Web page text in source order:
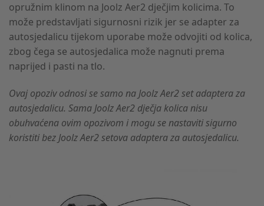
opružnim klinom na Joolz Aer2 dječjim kolicima. To
može predstavljati sigurnosni rizik jer se adapter za
autosjedalicu tijekom uporabe može odvojiti od kolica,
zbog čega se autosjedalica može nagnuti prema
naprijed i pasti na tlo.
Ovaj opoziv odnosi se samo na Joolz Aer2 set adaptera za
autosjedalicu. Sama Joolz Aer2 dječja kolica nisu
obuhvaćena ovim opozivom i mogu se nastaviti sigurno
koristiti bez Joolz Aer2 setova adaptera za autosjedalicu.